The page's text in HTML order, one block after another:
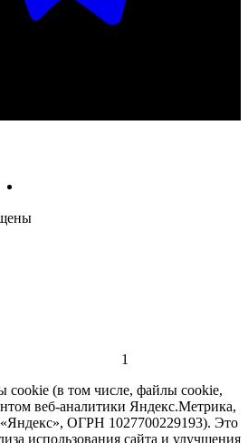
1
(в том числе, файлы cookie,
веб-аналитики Яндекс.Метрика,
ОГРН 1027700229193). Это
использования сайта и улучшения